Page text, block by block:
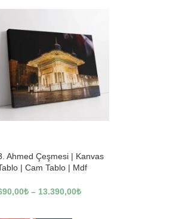
Ahmed Çeşmesi | Kanvas
| Cam Tablo | Mdf
₺ – 13.390,00₺